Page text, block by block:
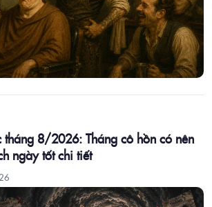
8/2026: Tháng cô hồn có nên
ngày tốt chi tiết